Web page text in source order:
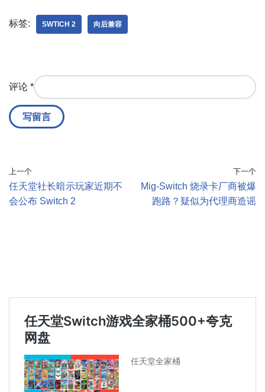
标签: SWTICH 2 向后兼容
评论 *
上一个
任天堂社长暗示玩家近期不
会公布 Switch 2
下一个
Mig-Switch 烧录卡厂商被爆
跑路？疑似为代理商造谣